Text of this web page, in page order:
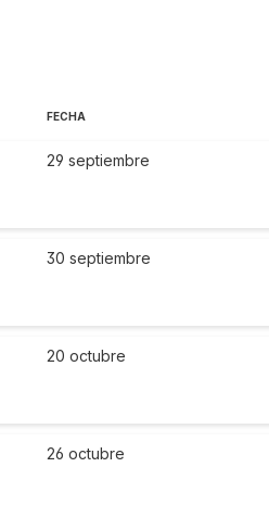
FECHA
29 septiembre
30 septiembre
20 octubre
26 octubre